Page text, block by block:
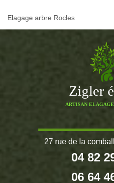
Elagage arbre Rocles
Zigler
ARTISAN
27 rue de la
04 82
06 64